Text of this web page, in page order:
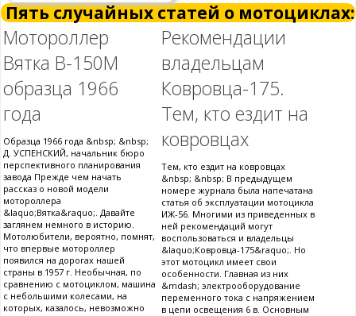
Пять случайных статей о мотоциклах:
Мотороллер
Вятка В-150М
образца 1966
года
Образца 1966 года &nbsp; &nbsp;
Д. УСПЕНСКИЙ, начальник бюро
перспективного планирования
завода Прежде чем начать
рассказ о новой модели
мотороллера
&laquo;Вятка&raquo;. Давайте
заглянем немного в историю.
Мотолюбители, вероятно, помнят,
что впервые мотороллер
появился на дорогах нашей
страны в 1957 г. Необычная, по
сравнению с мотоциклом, машина
с небольшими колесами, на
которых, казалось, невозможно
Рекомендации
владельцам
Ковровца-175.
Тем, кто ездит на
ковровцах
Тем, кто ездит на ковровцах
&nbsp; &nbsp; В предыдущем
номере журнала была напечатана
статья об эксплуатации мотоцикла
ИЖ-56. Многими из приведенных в
ней рекомендаций могут
воспользоваться и владельцы
&laquo;Ковровца-175&raquo;. Но
этот мотоцикл имеет свои
особенности. Главная из них
&mdash; электрооборудование
переменного тока с напряжением
в цепи освещения 6 в. Основным